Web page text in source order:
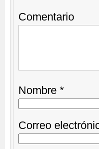
Comentario
Nombre *
Correo